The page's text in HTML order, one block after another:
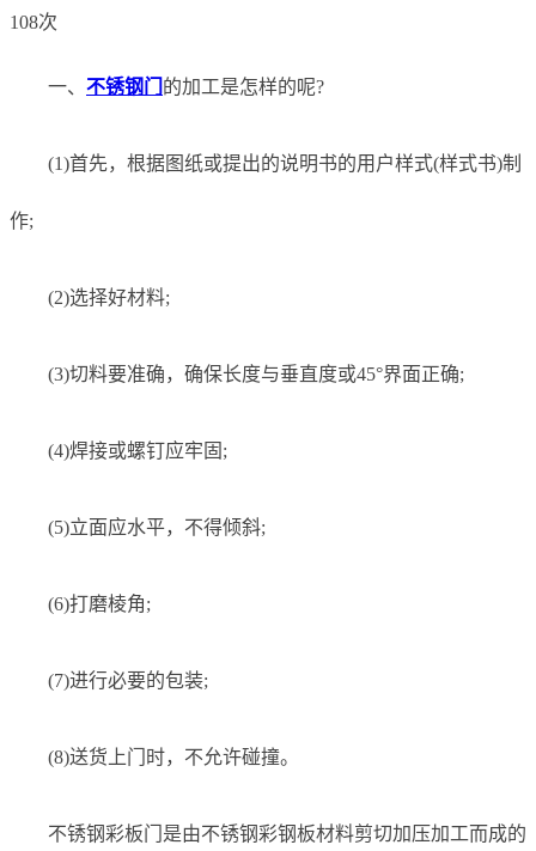
108次
一、 不锈钢门 的加工是怎样的呢?
(1)首先，根据图纸或提出的说明书的用户样式(样式书)制
作;
(2)选择好材料;
(3)切料要准确，确保长度与垂直度或45°界面正确;
(4)焊接或螺钉应牢固;
(5)立面应水平，不得倾斜;
(6)打磨棱角;
(7)进行必要的包装;
(8)送货上门时，不允许碰撞。
不锈钢彩板门是由不锈钢彩钢板材料剪切加压加工而成的